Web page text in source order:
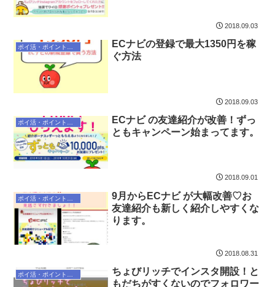
2018.09.03
ECナビの登録で最大1350円を稼
ぐ方法
2018.09.03
ポイ活・ポイントサイト
ECナビ の友達紹介が改善！ずっ
ともキャンペーン始まってます。
2018.09.01
9月からECナビ が大幅改善♡お
友達紹介も新しく紹介しやすくな
ります。
2018.08.31
ちょびリッチでインスタ開設！と
もだちがすくないのでフォロワー